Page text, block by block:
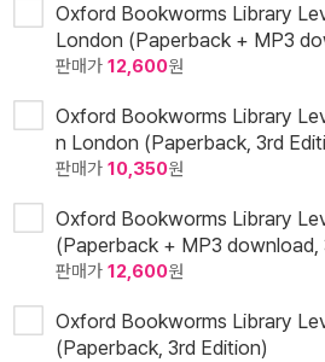
Oxford Bookworms Library
London (Paperback + MP3
판매가 12,600원
Oxford Bookworms Library
n London (Paperback, 3rd
판매가 10,350원
Oxford Bookworms Library
(Paperback + MP3 download,
판매가 12,600원
Oxford Bookworms Library
(Paperback, 3rd Edition)